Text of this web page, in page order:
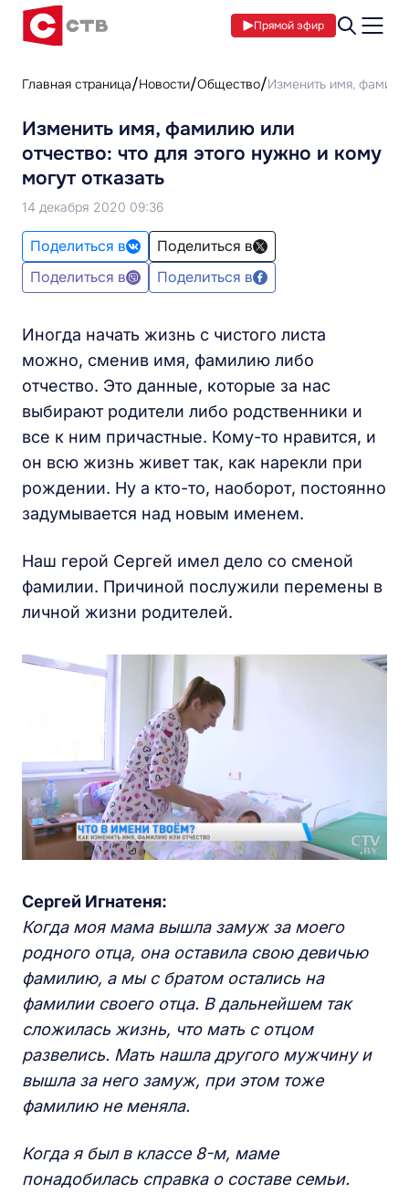
Прямой эфир
Главная страница Новости Общество Изменить имя,
Изменить имя, фамилию или
отчество: что для этого нужно и кому
могут отказать
14 декабря 2020 09:36
Поделиться в
Поделиться в
Поделиться в
Поделиться в
Иногда начать жизнь с чистого листа
можно, сменив имя, фамилию либо
отчество. Это данные, которые за нас
выбирают родители либо родственники и
все к ним причастные. Кому-то нравится, и
он всю жизнь живет так, как нарекли при
рождении. Ну а кто-то, наоборот, постоянно
задумывается над новым именем.
Наш герой Сергей имел дело со сменой
фамилии. Причиной послужили перемены в
личной жизни родителей.
Сергей Игнатеня:
Когда моя мама вышла замуж за моего
родного отца, она оставила свою девичью
фамилию, а мы с братом остались на
фамилии своего отца. В дальнейшем так
сложилась жизнь, что мать с отцом
развелись. Мать нашла другого мужчину и
вышла за него замуж, при этом тоже
фамилию не меняла.
Когда я был в классе 8-м, маме
понадобилась справка о составе семьи.